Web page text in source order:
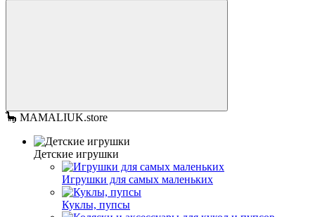
🦕 MAMALIUK.store
Детские игрушки
Игрушки для самых маленьких
Куклы, пупсы